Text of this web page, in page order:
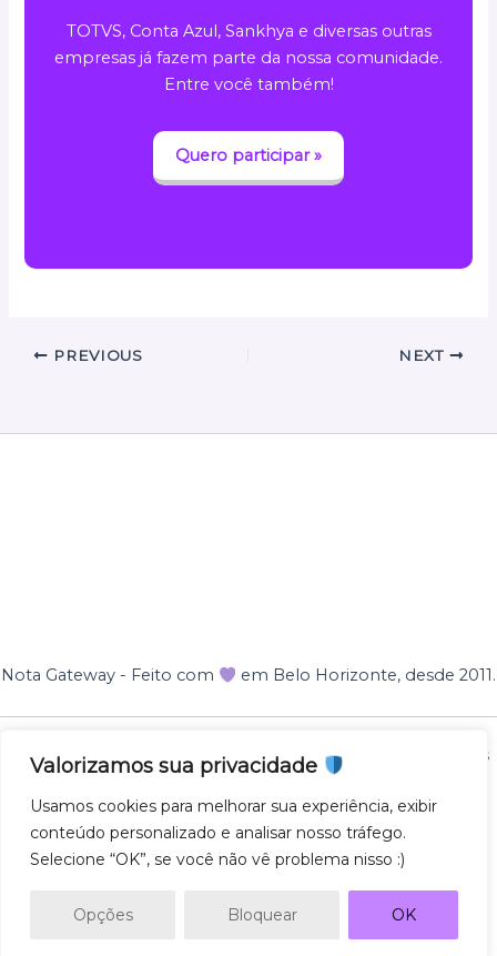
Valorizamos sua privacidade
Usamos cookies para melhorar sua experiência, exibir
conteúdo personalizado e analisar nosso tráfego.
Selecione “OK”, se você não vê problema nisso :)
Opções Bloquear OK
TOTVS, Conta Azul, Sankhya e diversas outras
empresas já fazem parte da nossa comunidade.
Entre você também!
Quero participar »
PREVIOUS NEXT
Nota Gateway - Feito com em Belo Horizonte, desde 2011.
Nota Gateway — 2011 - 2025 © Todos os direitos reservados
NOTA GATEWAY DESENVOLVIMENTO DE SOFTWARES
LTDA
CNPJ 57.743.975/0001-27
AV. GETULIO VARGAS 671 - SL500, SAVASSI, 30112-021,